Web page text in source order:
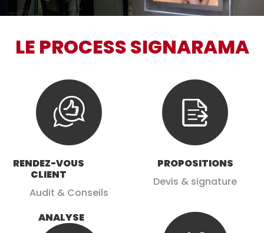
LE PROCESS SIGNARAMA
RENDEZ-VOUS
CLIENT
Audit & Conseils
PROPOSITIONS
Devis & signature
ANALYSE